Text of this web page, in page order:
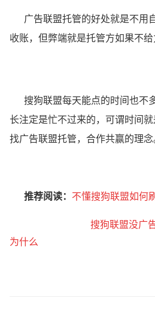
广告联盟托管的好处就是不用
收账，但弊端就是托管方如果不给
搜狗联盟每天能点的时间也不
长注定是忙不过来的，可谓时间
找广告联盟托管，合作共赢的理念
推荐阅读： 不懂搜狗联盟如何
搜狗联盟没广
为什么